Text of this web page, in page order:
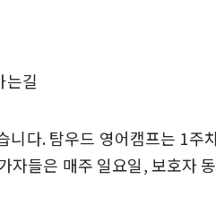
다. 탐우드 영어캠프는 1주
자들은 매주 일요일, 보호자